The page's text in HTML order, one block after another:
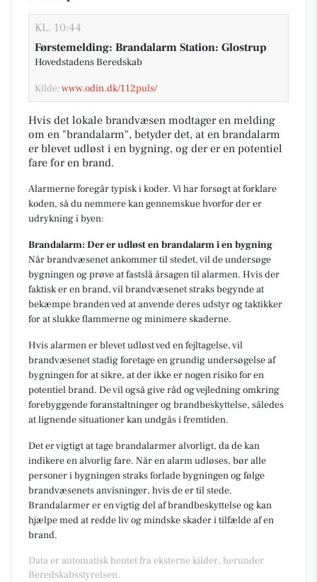
KL. 10:44
Førstemelding: Brandalarm Station: Glostrup
Hovedstadens Beredskab
Kilde:www.odin.dk/112puls/
Hvis det lokale brandvæsen modtager en melding
om en "brandalarm", betyder det, at en brandalarm
er blevet udløst i en bygning, og der er en potentiel
fare for en brand.
Alarmerne foregår typisk i koder. Vi har forsøgt at forklare
koden, så du nemmere kan gennemskue hvorfor der er
udrykning i byen:
Brandalarm: Der er udløst en brandalarm i en bygning
Når brandvæsenet ankommer til stedet, vil de undersøge
bygningen og prøve at fastslå årsagen til alarmen. Hvis der
faktisk er en brand, vil brandvæsenet straks begynde at
bekæmpe branden ved at anvende deres udstyr og taktikker
for at slukke flammerne og minimere skaderne.
Hvis alarmen er blevet udløst ved en fejltagelse, vil
brandvæsenet stadig foretage en grundig undersøgelse af
bygningen for at sikre, at der ikke er nogen risiko for en
potentiel brand. De vil også give råd og vejledning omkring
forebyggende foranstaltninger og brandbeskyttelse, således
at lignende situationer kan undgås i fremtiden.
Det er vigtigt at tage brandalarmer alvorligt, da de kan
indikere en alvorlig fare. Når en alarm udløses, bør alle
personer i bygningen straks forlade bygningen og følge
brandvæsenets anvisninger, hvis de er til stede.
Brandalarmer er en vigtig del af brandbeskyttelse og kan
hjælpe med at redde liv og mindske skader i tilfælde af en
brand.
Data er automatisk hentet fra eksterne kilder, herunder
Beredskabsstyrelsen.